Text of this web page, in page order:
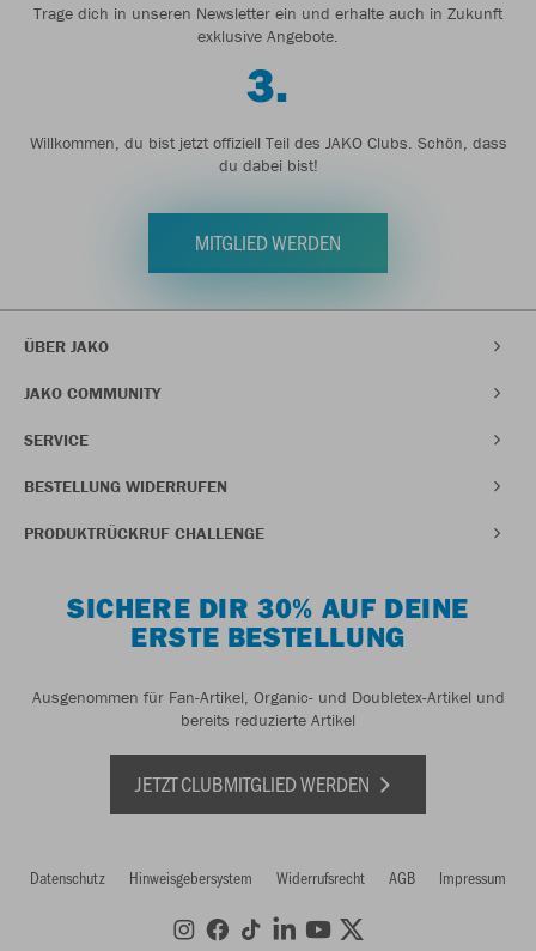
Trage dich in unseren Newsletter ein und erhalte auch in Zukunft
exklusive Angebote.
3.
Willkommen, du bist jetzt offiziell Teil des JAKO Clubs. Schön, dass
du dabei bist!
MITGLIED WERDEN
ÜBER JAKO
JAKO COMMUNITY
SERVICE
BESTELLUNG WIDERRUFEN
PRODUKTRÜCKRUF CHALLENGE
SICHERE DIR 30% AUF DEINE
ERSTE BESTELLUNG
Ausgenommen für Fan-Artikel, Organic- und Doubletex-Artikel und
bereits reduzierte Artikel
JETZT CLUBMITGLIED WERDEN
Datenschutz Hinweisgebersystem Widerrufsrecht AGB Impressum